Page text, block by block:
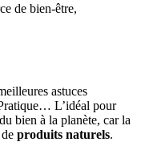
de bien-être,
astuces
L’idéal pour
bien à la planète, car la
produits naturels.